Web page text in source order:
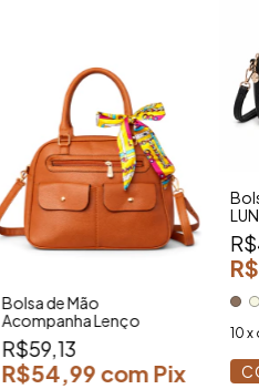
Bolsa de Mão
Acompanha Lenço
R$59,13
R$54,99 com Pix
10 x